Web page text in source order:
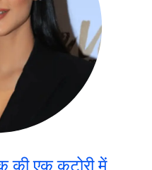
की एक कटोरी में